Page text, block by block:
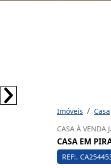
Imóveis Casa
CASA À VENDA
CASA EM
REF:.